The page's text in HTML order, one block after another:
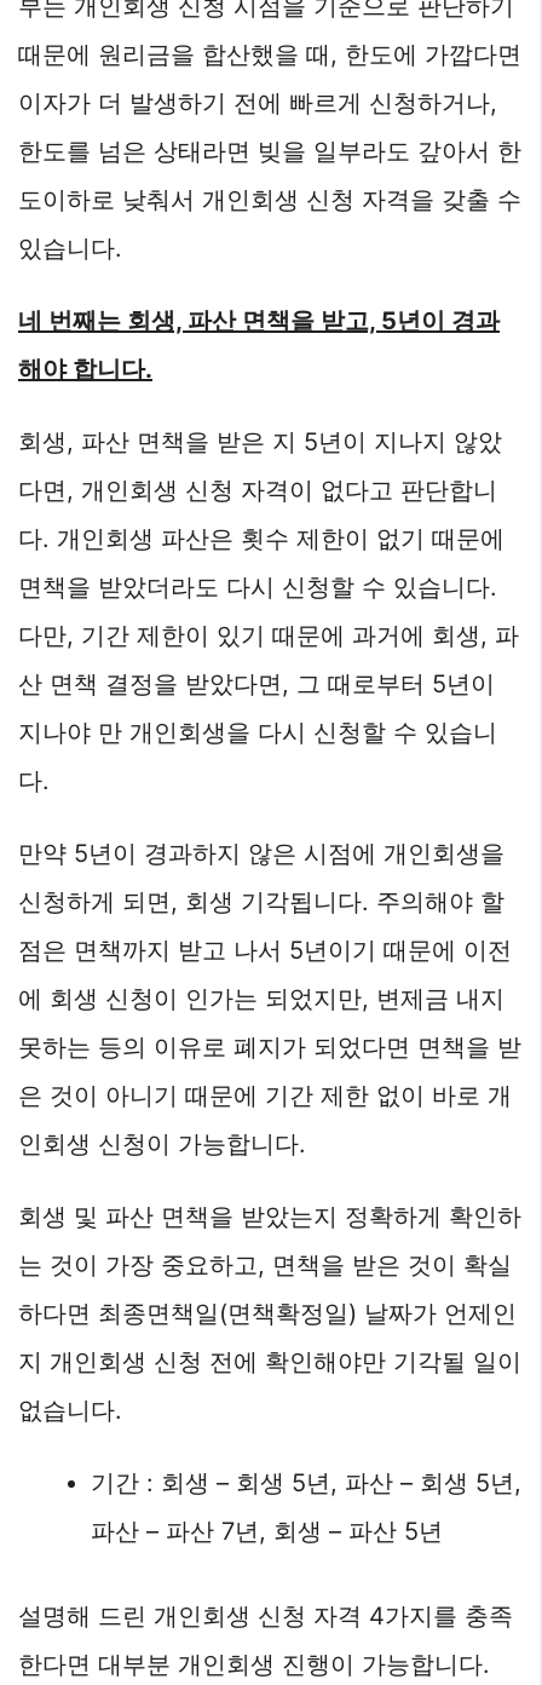
부는 개인회생 신청 시점을 기준으로 판단하기
때문에 원리금을 합산했을 때, 한도에 가깝다면
이자가 더 발생하기 전에 빠르게 신청하거나,
한도를 넘은 상태라면 빚을 일부라도 갚아서 한
도이하로 낮춰서 개인회생 신청 자격을 갖출 수
있습니다.
네 번째는 회생, 파산 면책을 받고, 5년이 경과
해야 합니다.
회생, 파산 면책을 받은 지 5년이 지나지 않았
다면, 개인회생 신청 자격이 없다고 판단합니
다. 개인회생 파산은 횟수 제한이 없기 때문에
면책을 받았더라도 다시 신청할 수 있습니다.
다만, 기간 제한이 있기 때문에 과거에 회생, 파
산 면책 결정을 받았다면, 그 때로부터 5년이
지나야 만 개인회생을 다시 신청할 수 있습니
다.
만약 5년이 경과하지 않은 시점에 개인회생을
신청하게 되면, 회생 기각됩니다. 주의해야 할
점은 면책까지 받고 나서 5년이기 때문에 이전
에 회생 신청이 인가는 되었지만, 변제금 내지
못하는 등의 이유로 폐지가 되었다면 면책을 받
은 것이 아니기 때문에 기간 제한 없이 바로 개
인회생 신청이 가능합니다.
회생 및 파산 면책을 받았는지 정확하게 확인하
는 것이 가장 중요하고, 면책을 받은 것이 확실
하다면 최종면책일(면책확정일) 날짜가 언제인
지 개인회생 신청 전에 확인해야만 기각될 일이
없습니다.
기간 : 회생 – 회생 5년, 파산 – 회생 5년,
파산 – 파산 7년, 회생 – 파산 5년
설명해 드린 개인회생 신청 자격 4가지를 충족
한다면 대부분 개인회생 진행이 가능합니다.